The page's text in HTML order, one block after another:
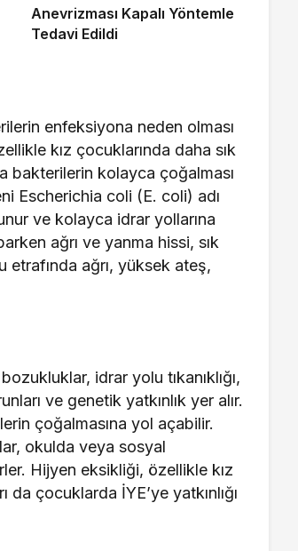
Anevrizması Kapalı Yöntemle
Tedavi Edildi
enfeksiyona neden olması
kız çocuklarında daha sık
bakterilerin kolayca çoğalması
Escherichia coli (E. coli) adı
ve kolayca idrar yollarına
ağrı ve yanma hissi, sık
etrafında ağrı, yüksek ateş,
idrar yolu tıkanıklığı,
ve genetik yatkınlık yer alır.
çoğalmasına yol açabilir.
okulda veya sosyal
Hijyen eksikliği, özellikle kız
da çocuklarda İYE’ye yatkınlığı